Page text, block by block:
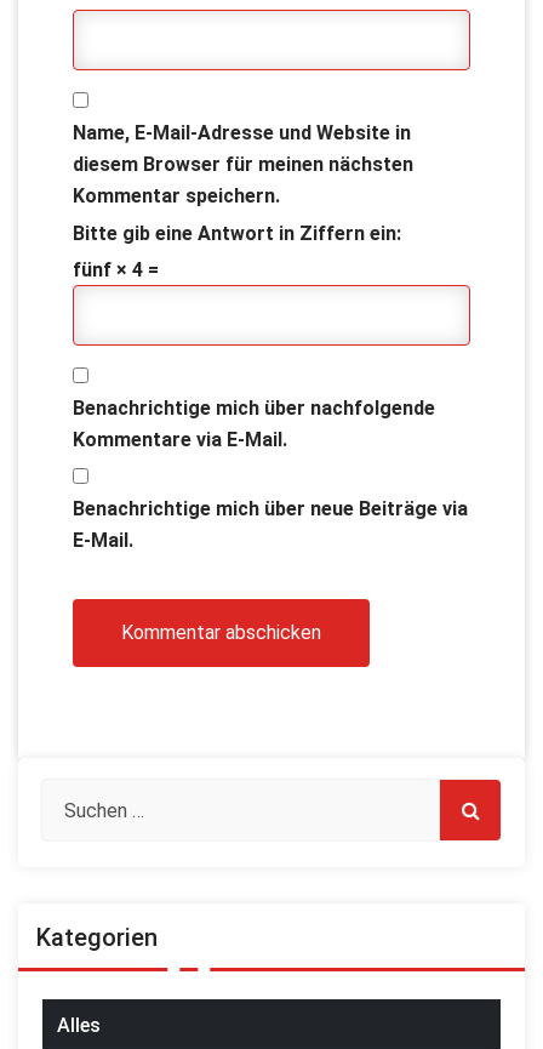
Name, E-Mail-Adresse und Website in
diesem Browser für meinen nächsten
Kommentar speichern.
Bitte gib eine Antwort in Ziffern ein:
fünf × 4 =
Benachrichtige mich über nachfolgende
Kommentare via E-Mail.
Benachrichtige mich über neue Beiträge via
E-Mail.
Kategorien
Alles